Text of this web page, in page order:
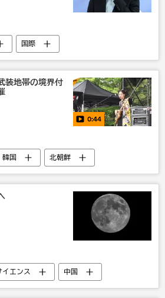
国際
裁判所
事故・事件
装地帯の境界付
0:44
韓国
北朝鮮
イエンス
中国